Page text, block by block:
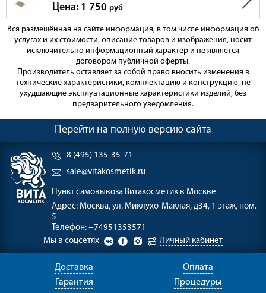
Цена: 1 750 руб
Вся размещённая на сайте информация, в том числе информация об
услугах и их стоимости, описание товаров и изображения, носит
исключительно информационный характер и не является
договором публичной оферты.
Производитель оставляет за собой право вносить изменения в
технические характеристики, комплектацию и конструкцию, не
ухудшающие эксплуатационные характеристики изделий, без
предварительного уведомления.
Перейти на полную версию сайта
8 (495) 135-35-71
sale@vitakosmetik.ru
Пункт самовывоза Витакосметик в Москве
Адрес: Москва, ул. Миклухо-Маклая, д34, 1 этаж, пом.
5
Телефон: +74951353571
Мы в соцсетях
Личный кабинет
Доставка
Оплата
Гарантия
Процедуры